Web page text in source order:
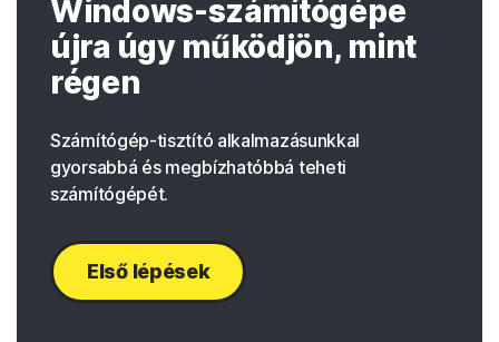
Windows-számítógépe
újra úgy működjön, mint
régen
Számítógép-tisztító alkalmazásunkkal
gyorsabbá és megbízhatóbbá teheti
számítógépét.
Első lépések